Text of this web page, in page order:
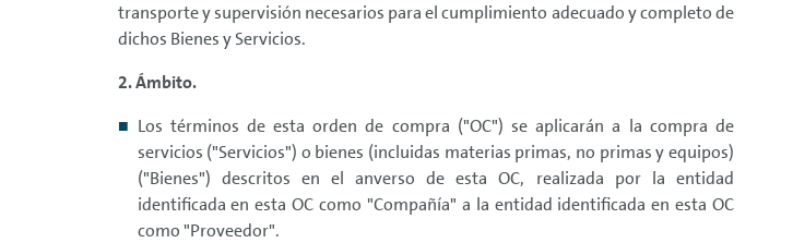
transporte y supervisión necesarios para el cumplimiento adecuado y completo de
dichos Bienes y Servicios.
2. Ámbito.
Los términos de esta orden de compra ("OC") se aplicarán a la compra de
servicios ("Servicios") o bienes (incluidas materias primas, no primas y equipos)
("Bienes") descritos en el anverso de esta OC, realizada por la entidad
identificada en esta OC como "Compañía" a la entidad identificada en esta OC
como "Proveedor".